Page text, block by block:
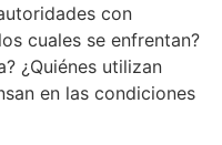
con
cuales se enfrentan?
¿Quiénes utilizan
en las condiciones